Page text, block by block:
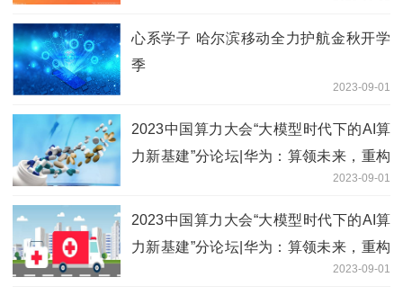
心系学子 哈尔滨移动全力护航金秋开学
季
2023-09-01
2023中国算力大会“大模型时代下的AI算
力新基建”分论坛|华为：算领未来，重构
2023-09-01
2023中国算力大会“大模型时代下的AI算
力新基建”分论坛|华为：算领未来，重构
2023-09-01